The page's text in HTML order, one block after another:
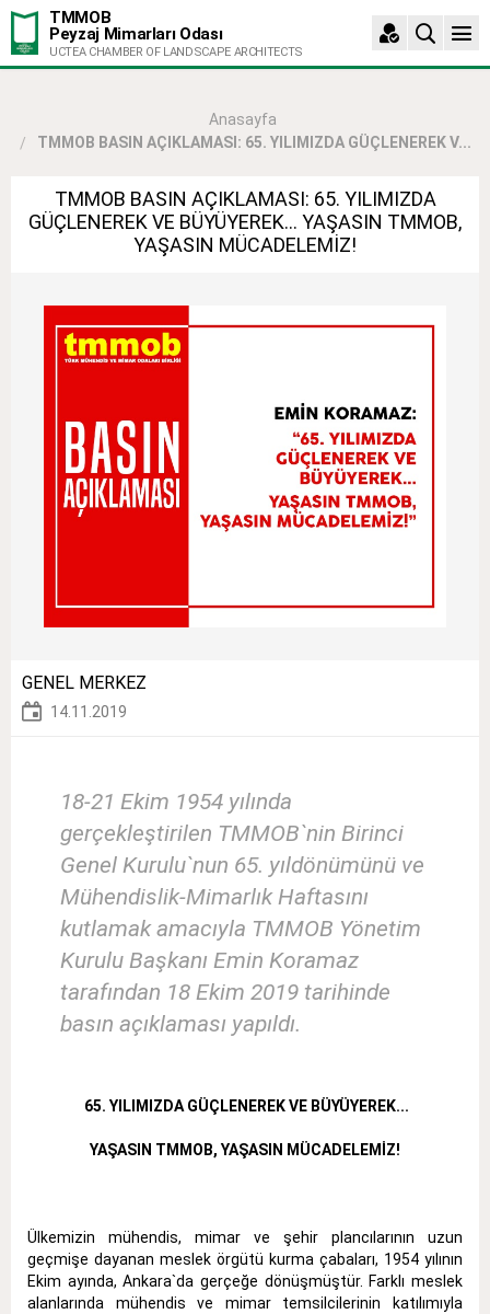
TMMOB
Peyzaj Mimarları Odası
UCTEA CHAMBER OF LANDSCAPE ARCHITECTS
Anasayfa
TMMOB BASIN AÇIKLAMASI: 65. YILIMIZDA GÜÇLENEREK V...
TMMOB BASIN AÇIKLAMASI: 65. YILIMIZDA
GÜÇLENEREK VE BÜYÜYEREK... YAŞASIN TMMOB,
YAŞASIN MÜCADELEMİZ!
GENEL MERKEZ
14.11.2019
18-21 Ekim 1954 yılında
gerçekleştirilen TMMOB`nin Birinci
Genel Kurulu`nun 65. yıldönümünü ve
Mühendislik-Mimarlık Haftasını
kutlamak amacıyla TMMOB Yönetim
Kurulu Başkanı Emin Koramaz
tarafından 18 Ekim 2019 tarihinde
basın açıklaması yapıldı.
65. YILIMIZDA GÜÇLENEREK VE BÜYÜYEREK...
YAŞASIN TMMOB, YAŞASIN MÜCADELEMİZ!
Ülkemizin mühendis, mimar ve şehir plancılarının uzun
geçmişe dayanan meslek örgütü kurma çabaları, 1954 yılının
Ekim ayında, Ankara`da gerçeğe dönüşmüştür. Farklı meslek
alanlarında mühendis ve mimar temsilcilerinin katılımıyla